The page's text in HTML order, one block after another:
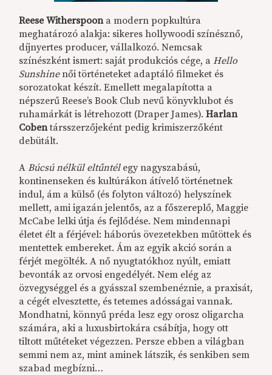
Reese Witherspoona modern popkultúra
meghatározó alakja: sikeres hollywoodi színésznő,
díjnyertes producer, vállalkozó. Nemcsak
színészként ismert: saját produkciós cége, aHello
Sunshinenői történeteket adaptáló filmeket és
sorozatokat készít. Emellett megalapította a
népszerű Reese’s Book Club nevű könyvklubot és
ruhamárkát is létrehozott (Draper James).Harlan
Cobentársszerzőjeként pedig krimiszerzőként
debütált.
ABúcsú nélkül eltűntélegy nagyszabású,
kontinenseken és kultúrákon átívelő történetnek
indul, ám a külső (és folyton változó) helyszínek
mellett, ami igazán jelentős, az a főszereplő, Maggie
McCabe lelki útja és fejlődése. Nem mindennapi
életet élt a férjével: háborús övezetekben műtöttek és
mentettek embereket. Ám az egyik akció során a
férjét megölték. A nő nyugtatókhoz nyúlt, emiatt
bevonták az orvosi engedélyét. Nem elég az
özvegységgel és a gyásszal szembenéznie, a praxisát,
a cégét elvesztette, és tetemes adósságai vannak.
Mondhatni, könnyű préda lesz egy orosz oligarcha
számára, aki a luxusbirtokára csábítja, hogy ott
tiltott műtéteket végezzen. Persze ebben a világban
semmi nem az, mint aminek látszik, és senkiben sem
szabad megbízni…